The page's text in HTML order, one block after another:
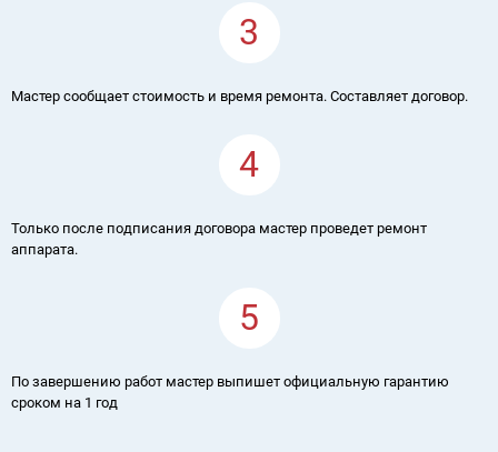
3
Мастер сообщает стоимость и время ремонта. Составляет договор.
4
Только после подписания договора мастер проведет ремонт
аппарата.
5
По завершению работ мастер выпишет официальную гарантию
сроком на 1 год